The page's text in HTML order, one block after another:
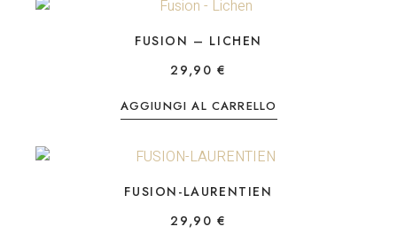
FUSION – LICHEN
29,90 €
AGGIUNGI AL CARRELLO
FUSION-LAURENTIEN
29,90 €